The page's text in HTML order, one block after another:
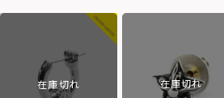
在庫切れ 在庫切れ